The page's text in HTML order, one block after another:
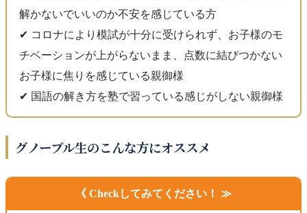
解かないでいいのか不安を感じている方
✔︎ コロナにより模試が十分に受けられず、お子様のモ
チベーションが上がらないまま、点数に結びつかない
お子様に焦りを感じている親御様
✔︎ 国語の解き方を塾で習っている感じがしない親御様
グノーブル生のこんな方にオススメ
《 Checkしてみてください！ ≫